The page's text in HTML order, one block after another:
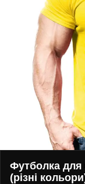
Футболка для
(різні